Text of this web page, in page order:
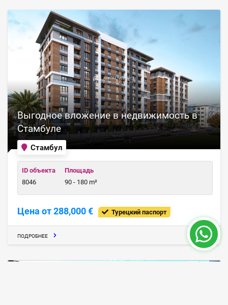
Стамбул
Выгодное вложение в недвижимость в
Стамбуле
ID объекта
8046
Площадь
90 - 180 m²
Цена от 288,000 € Турецкий паспорт
ПОДРОБНЕЕ